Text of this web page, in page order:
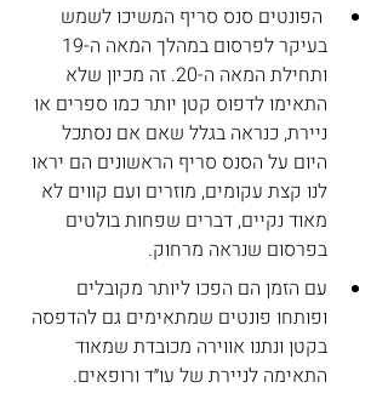
הפונטים סנס סריף המשיכו לשמש
ותחילת המאה ה-20. זה מכיון שלא
התאימו לדפוס קטן יותר כמו ספרים או
ניירת, כנראה בגלל שאם אם נסתכל
היום על הסנס סריף הראשונים הם יראו
לנו קצת עקומים, מוזרים ועם קווים לא
מאוד נקיים, דברים שפחות בולטים
בפרסום שנראה מרחוק.
עם הזמן הם הפכו ליותר מקובלים
ופותחו פונטים שמתאימים גם להדפסה
בקטן ונתנו אווירה מכובדת שמאוד
התאימה לניירת של עו״ד ורופאים.